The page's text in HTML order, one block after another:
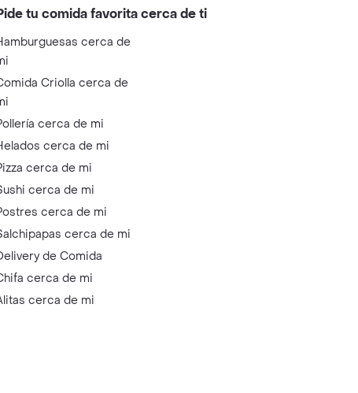
tu comida favorita cerca de ti
cerca de
Criolla cerca de
cerca de mi
cerca de mi
cerca de mi
cerca de mi
cerca de mi
cerca de mi
de Comida
cerca de mi
cerca de mi